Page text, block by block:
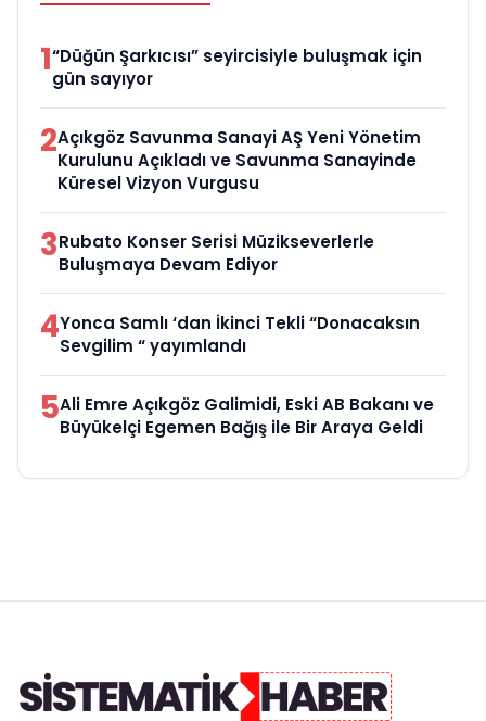
1“Düğün Şarkıcısı” seyircisiyle buluşmak için
gün sayıyor
2Açıkgöz Savunma Sanayi AŞ Yeni Yönetim
Kurulunu Açıkladı ve Savunma Sanayinde
Küresel Vizyon Vurgusu
3Rubato Konser Serisi Müzikseverlerle
Buluşmaya Devam Ediyor
4Yonca Samlı ‘dan İkinci Tekli “Donacaksın
Sevgilim “ yayımlandı
5Ali Emre Açıkgöz Galimidi, Eski AB Bakanı ve
Büyükelçi Egemen Bağış ile Bir Araya Geldi